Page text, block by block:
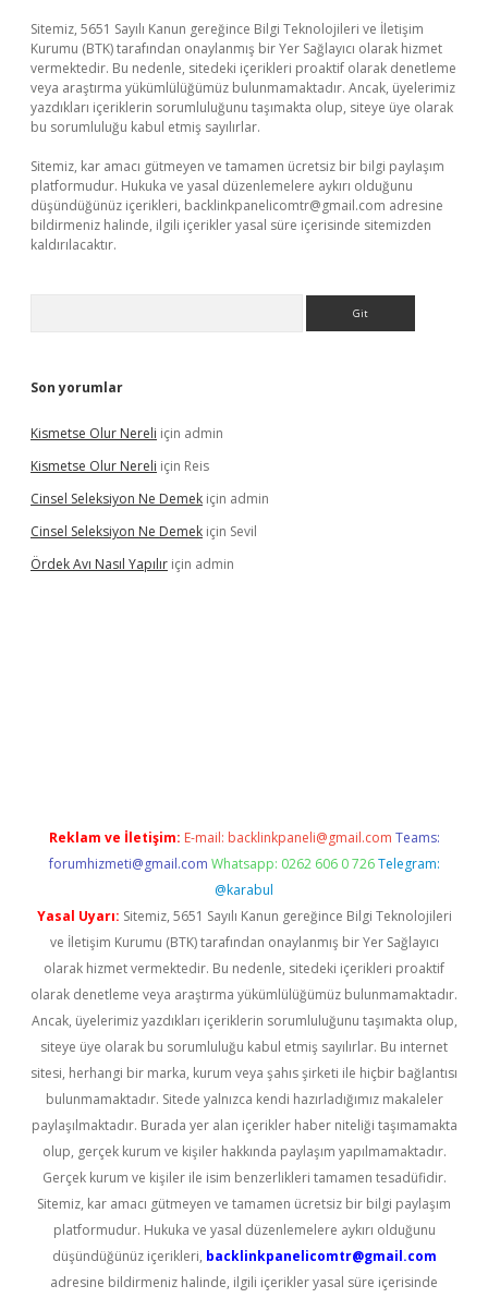
Sitemiz, 5651 Sayılı Kanun gereğince Bilgi Teknolojileri ve İletişim
Kurumu (BTK) tarafından onaylanmış bir Yer Sağlayıcı olarak hizmet
vermektedir. Bu nedenle, sitedeki içerikleri proaktif olarak denetleme
veya araştırma yükümlülüğümüz bulunmamaktadır. Ancak, üyelerimiz
yazdıkları içeriklerin sorumluluğunu taşımakta olup, siteye üye olarak
bu sorumluluğu kabul etmiş sayılırlar.
Sitemiz, kar amacı gütmeyen ve tamamen ücretsiz bir bilgi paylaşım
platformudur. Hukuka ve yasal düzenlemelere aykırı olduğunu
düşündüğünüz içerikleri, backlinkpanelicomtr@gmail.com adresine
bildirmeniz halinde, ilgili içerikler yasal süre içerisinde sitemizden
kaldırılacaktır.
Son yorumlar
Kismetse Olur Nereli için admin
Kismetse Olur Nereli için Reis
Cinsel Seleksiyon Ne Demek için admin
Cinsel Seleksiyon Ne Demek için Sevil
Ördek Avı Nasıl Yapılır için admin
Reklam ve İletişim: E-mail: backlinkpaneli@gmail.com Teams:
forumhizmeti@gmail.com Whatsapp: 0262 606 0 726 Telegram:
@karabul
Yasal Uyarı: Sitemiz, 5651 Sayılı Kanun gereğince Bilgi Teknolojileri
ve İletişim Kurumu (BTK) tarafından onaylanmış bir Yer Sağlayıcı
olarak hizmet vermektedir. Bu nedenle, sitedeki içerikleri proaktif
olarak denetleme veya araştırma yükümlülüğümüz bulunmamaktadır.
Ancak, üyelerimiz yazdıkları içeriklerin sorumluluğunu taşımakta olup,
siteye üye olarak bu sorumluluğu kabul etmiş sayılırlar. Bu internet
sitesi, herhangi bir marka, kurum veya şahıs şirketi ile hiçbir bağlantısı
bulunmamaktadır. Sitede yalnızca kendi hazırladığımız makaleler
paylaşılmaktadır. Burada yer alan içerikler haber niteliği taşımamakta
olup, gerçek kurum ve kişiler hakkında paylaşım yapılmamaktadır.
Gerçek kurum ve kişiler ile isim benzerlikleri tamamen tesadüfidir.
Sitemiz, kar amacı gütmeyen ve tamamen ücretsiz bir bilgi paylaşım
platformudur. Hukuka ve yasal düzenlemelere aykırı olduğunu
düşündüğünüz içerikleri, backlinkpanelicomtr@gmail.com
adresine bildirmeniz halinde, ilgili içerikler yasal süre içerisinde